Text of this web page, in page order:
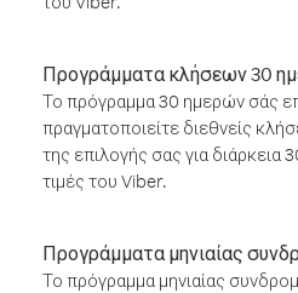
Προγράμματα κλήσεων 30
Το πρόγραμμα 30 ημερών σάς
πραγματοποιείτε διεθνείς
της επιλογής σας για διάρκεια
τιμές του Viber.
Προγράμματα μηνιαίας
Το πρόγραμμα μηνιαίας